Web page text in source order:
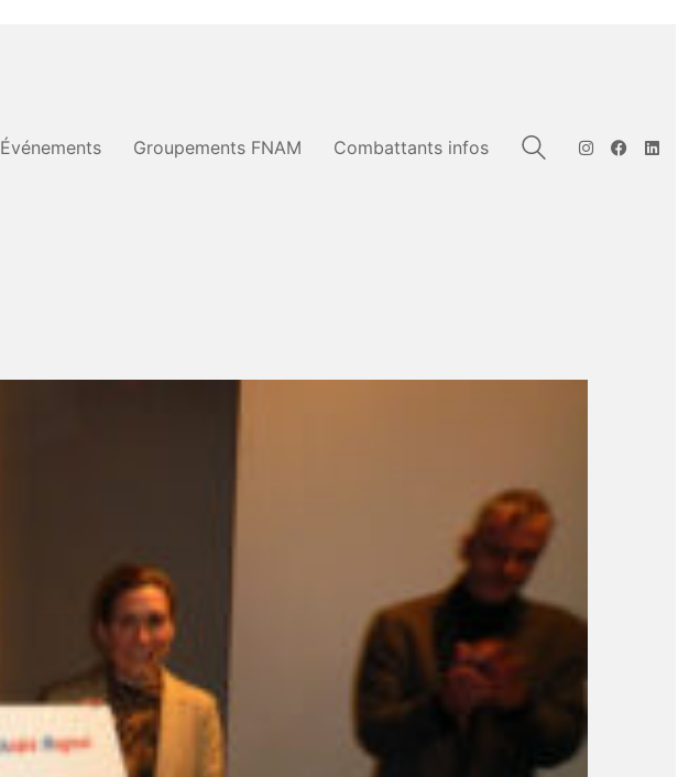
Événements Groupements FNAM Combattants infos